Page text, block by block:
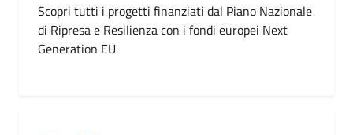
Scopri tutti i progetti finanziati dal Piano Nazionale
di Ripresa e Resilienza con i fondi europei Next
Generation EU